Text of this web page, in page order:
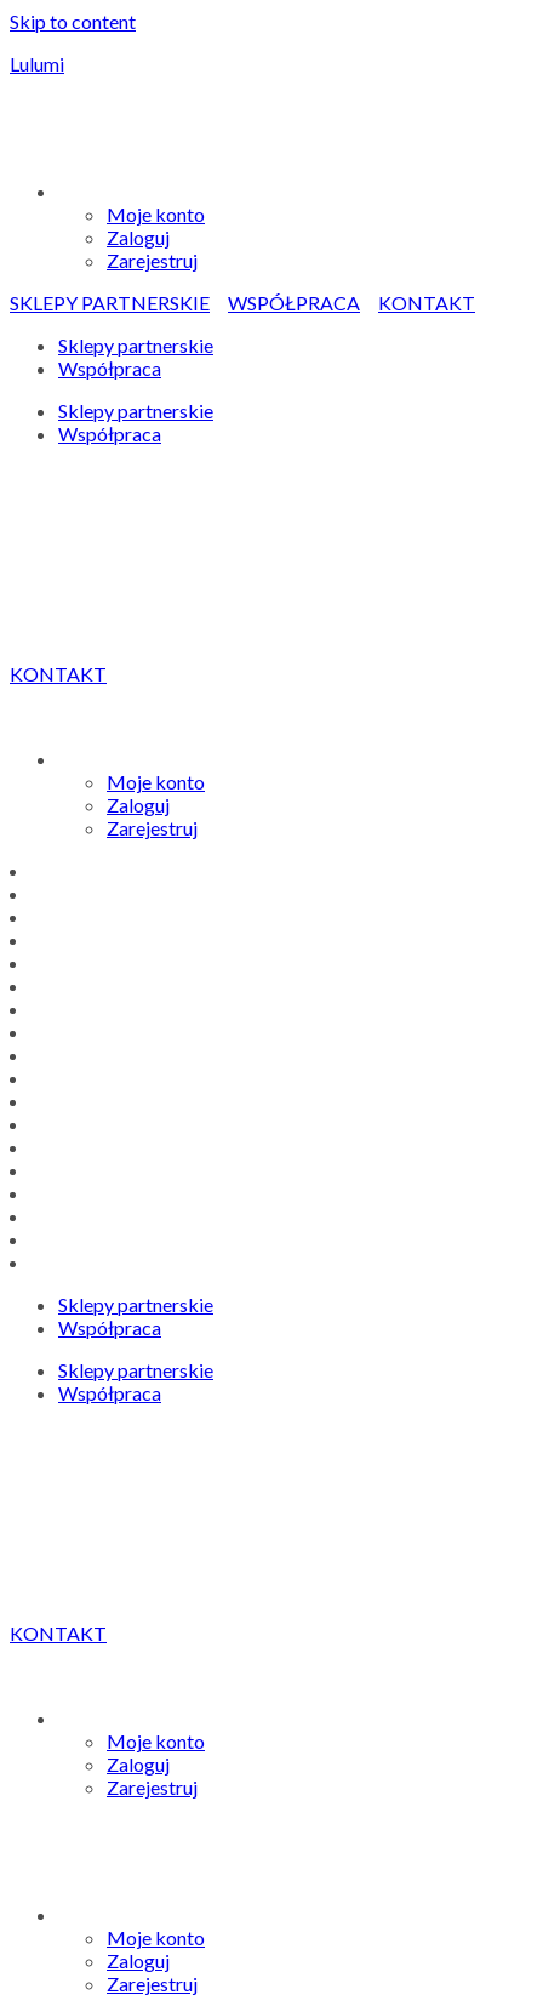
Skip to content
Lulumi
Moje konto
Zaloguj
Zarejestruj
SKLEPY PARTNERSKIE
WSPÓŁPRACA
KONTAKT
Sklepy partnerskie
Współpraca
Sklepy partnerskie
Współpraca
KONTAKT
Moje konto
Zaloguj
Zarejestruj
Sklepy partnerskie
Współpraca
Sklepy partnerskie
Współpraca
KONTAKT
Moje konto
Zaloguj
Zarejestruj
Moje konto
Zaloguj
Zarejestruj